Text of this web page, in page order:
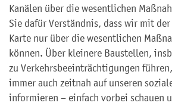
Kanälen über die wesentlichen
Sie dafür Verständnis, dass wir mit
Karte nur über die wesentlichen
können. Über kleinere Baustellen,
zu Verkehrsbeeinträchtigungen
immer auch zeitnah auf unseren
informieren – einfach vorbei schauen